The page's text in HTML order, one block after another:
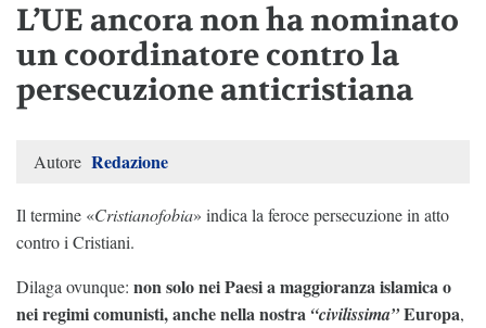
L’UE ancora non ha nominato
un coordinatore contro la
persecuzione anticristiana
Autore Redazione
Il termine «Cristianofobia» indica la feroce persecuzione in atto
contro i Cristiani.
Dilaga ovunque: non solo nei Paesi a maggioranza islamica o
nei regimi comunisti, anche nella nostra “civilissima”Europa,